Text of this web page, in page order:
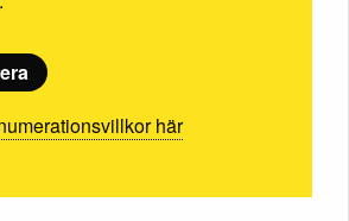
här